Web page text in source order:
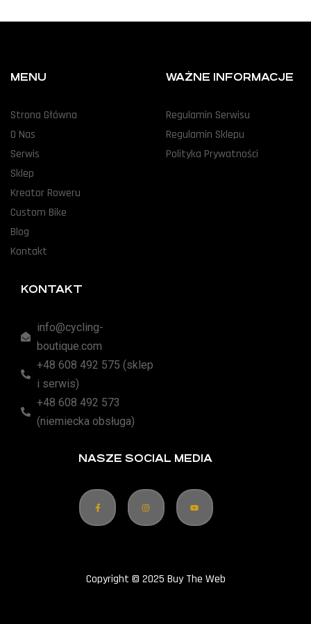
MENU
Strona Główna
O Nas
Serwis
Sklep
Kreator Roweru
Custom Bike
Blog
Kontakt
WAŻNE INFORMACJE
Regulamin Serwisu
Regulamin Sklepu
Polityka Prywatności
KONTAKT
info@cycling-
boutique.com
+48 608 492 575 (sklep
i serwis)
+48 608 492 573
(niemiecka obsługa)
NASZE SOCIAL MEDIA
Copyright © 2025 Buy The Web